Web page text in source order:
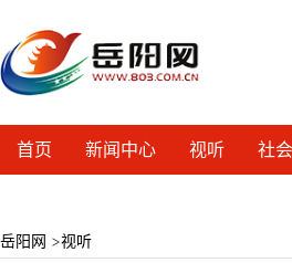
首页 新闻中心 视听 社会
岳阳网 >视听